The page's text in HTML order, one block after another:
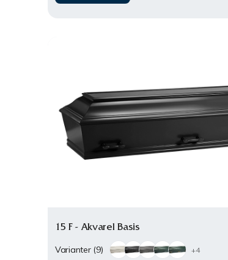
15 F - Akvarel Basis
Varianter (9) +4